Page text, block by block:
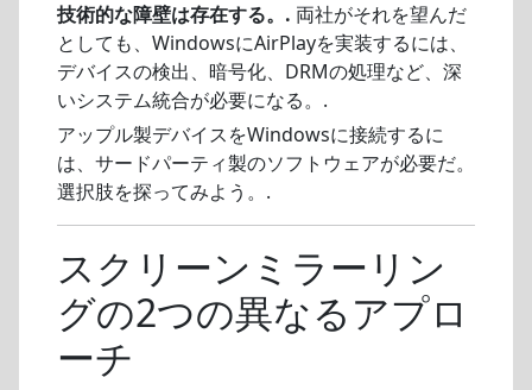
技術的な障壁は存在する。. 両社がそれを望んだ
としても、WindowsにAirPlayを実装するには、
デバイスの検出、暗号化、DRMの処理など、深
いシステム統合が必要になる。.
アップル製デバイスをWindowsに接続するに
は、サードパーティ製のソフトウェアが必要だ。
選択肢を探ってみよう。.
スクリーンミラーリン
グの2つの異なるアプロ
ーチ